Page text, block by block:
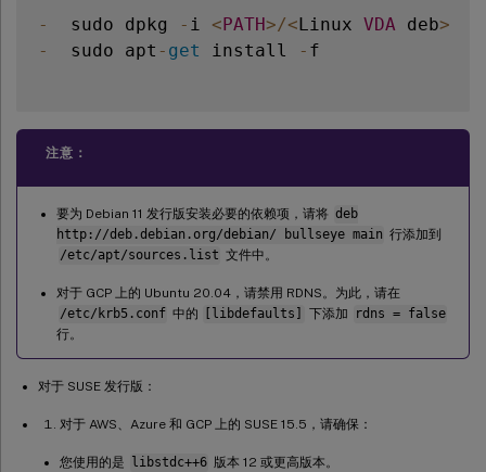
-
  sudo dpkg
- i < PATH>/< Linux VDA deb>
-
  sudo apt
- get install - f
注意：
要为 Debian 11 发行版安装必要的依赖项，请将 deb
http://deb.debian.org/debian/ bullseye main 行添加到
/etc/apt/sources.list 文件中。
对于 GCP 上的 Ubuntu 20.04，请禁用 RDNS。为此，请在
/etc/krb5.conf 中的 [libdefaults] 下添加
rdns = false
行。
对于 SUSE 发行版：
对于 AWS、Azure 和 GCP 上的 SUSE 15.5，请确保：
您使用的是 libstdc++6 版本 12 或更高版本。